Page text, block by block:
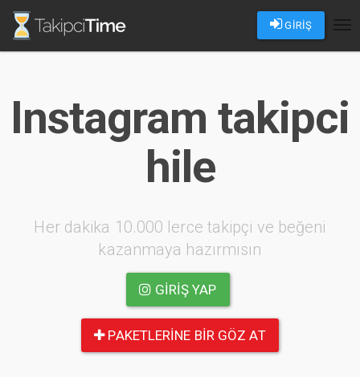
GİRİŞ
Instagram takipci
hile
Her dakika 10.000 lerce takipçi ve beğeni
kazanmaya hazırmısın
GIRIŞ YAP
PAKETLERINE BIR GÖZ AT